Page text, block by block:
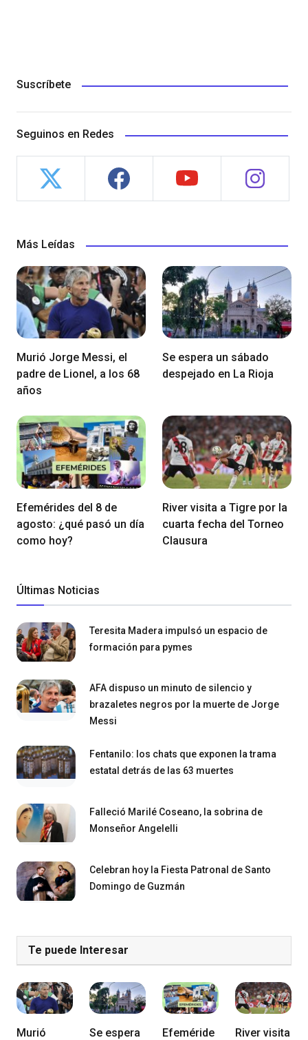
Suscríbete
Seguinos en Redes
Más Leídas
Murió Jorge Messi, el
padre de Lionel, a los 68
años
Se espera un sábado
despejado en La Rioja
Efemérides del 8 de
agosto: ¿qué pasó un día
como hoy?
River visita a Tigre por la
cuarta fecha del Torneo
Clausura
Últimas Noticias
Teresita Madera impulsó un espacio de
formación para pymes
AFA dispuso un minuto de silencio y
brazaletes negros por la muerte de Jorge
Messi
Fentanilo: los chats que exponen la trama
estatal detrás de las 63 muertes
Falleció Marilé Coseano, la sobrina de
Monseñor Angelelli
Celebran hoy la Fiesta Patronal de Santo
Domingo de Guzmán
Te puede Interesar
Murió
Se espera
Efeméride
River visita